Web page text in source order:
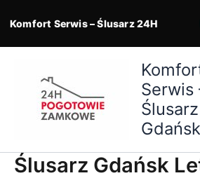
Komfort Serwis – Ślusarz 24H
Serwis
Ślusarz
Ślusarz Gdańsk